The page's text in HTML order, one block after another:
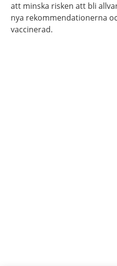
att minska risken att bli
nya rekommendationerna
vaccinerad.